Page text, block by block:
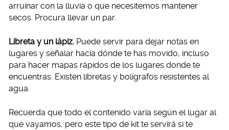
arruinar con la lluvia o que necesitemos mantener
secos. Procura llevar un par.
Libreta y un lápiz. Puede servir para dejar notas en
lugares y señalar hacia dónde te has movido, incluso
para hacer mapas rápidos de los lugares donde te
encuentras. Existen libretas y bolígrafos resistentes al
agua.
Recuerda que todo el contenido varía según el lugar al
que vayamos, pero este tipo de kit te servirá si te